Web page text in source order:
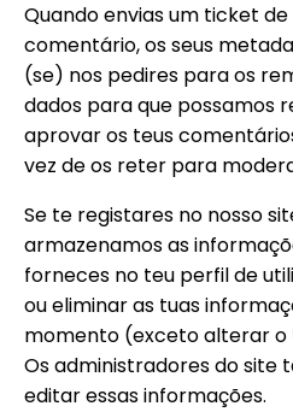
Quando envias um ticket
comentário, os seus
(se) nos pedires para os
dados para que possamos
aprovar os teus
vez de os reter para
Se te registares no nosso
armazenamos as
forneces no teu perfil de
ou eliminar as tuas
momento (exceto alterar o
Os administradores do site
editar essas informações.